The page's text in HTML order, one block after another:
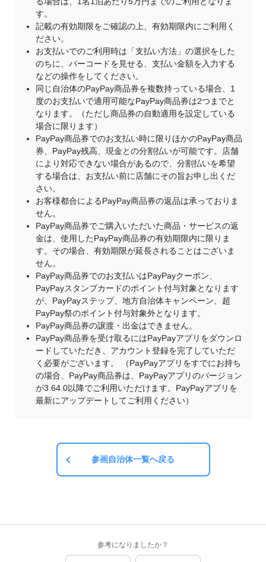
す。
記載の有効期限をご確認の上、有効期限内にご利用く
ださい。
お支払いでのご利用時は「支払い方法」の選択をした
のちに、バーコードを見せる、支払い金額を入力する
などの操作をしてください。
同じ自治体のPayPay商品券を複数持っている場合、1
度のお支払いで適用可能なPayPay商品券は2つまでと
なります。（ただし商品券の自動適用を設定している
場合に限ります）
PayPay商品券でのお支払い時に限りほかのPayPay商品
券、PayPay残高、現金との分割払いが可能です。店舗
により対応できない場合があるので、分割払いを希望
する場合は、お支払い前に店舗にその旨お申し出くだ
さい。
お客様都合によるPayPay商品券の返品は承っておりま
せん。
PayPay商品券でご購入いただいた商品・サービスの返
金は、使用したPayPay商品券の有効期限内に限りま
す。その場合、有効期限が延長されることはございま
せん。
PayPay商品券でのお支払いはPayPayクーポン、
PayPayスタンプカードのポイント付与対象となります
が、PayPayステップ、地方自治体キャンペーン、超
PayPay祭のポイント付与対象外となります。
PayPay商品券の譲渡・出金はできません。
PayPay商品券を受け取るにはPayPayアプリをダウンロ
ードしていただき、アカウント登録を完了していただ
く必要がございます。 （PayPayアプリをすでにお持ち
の場合、PayPay商品券は、PayPayアプリのバージョン
が3.64.0以降でご利用いただけます。PayPayアプリを
最新にアップデートしてご利用ください）
参画自治体一覧へ戻る
参考になりましたか？